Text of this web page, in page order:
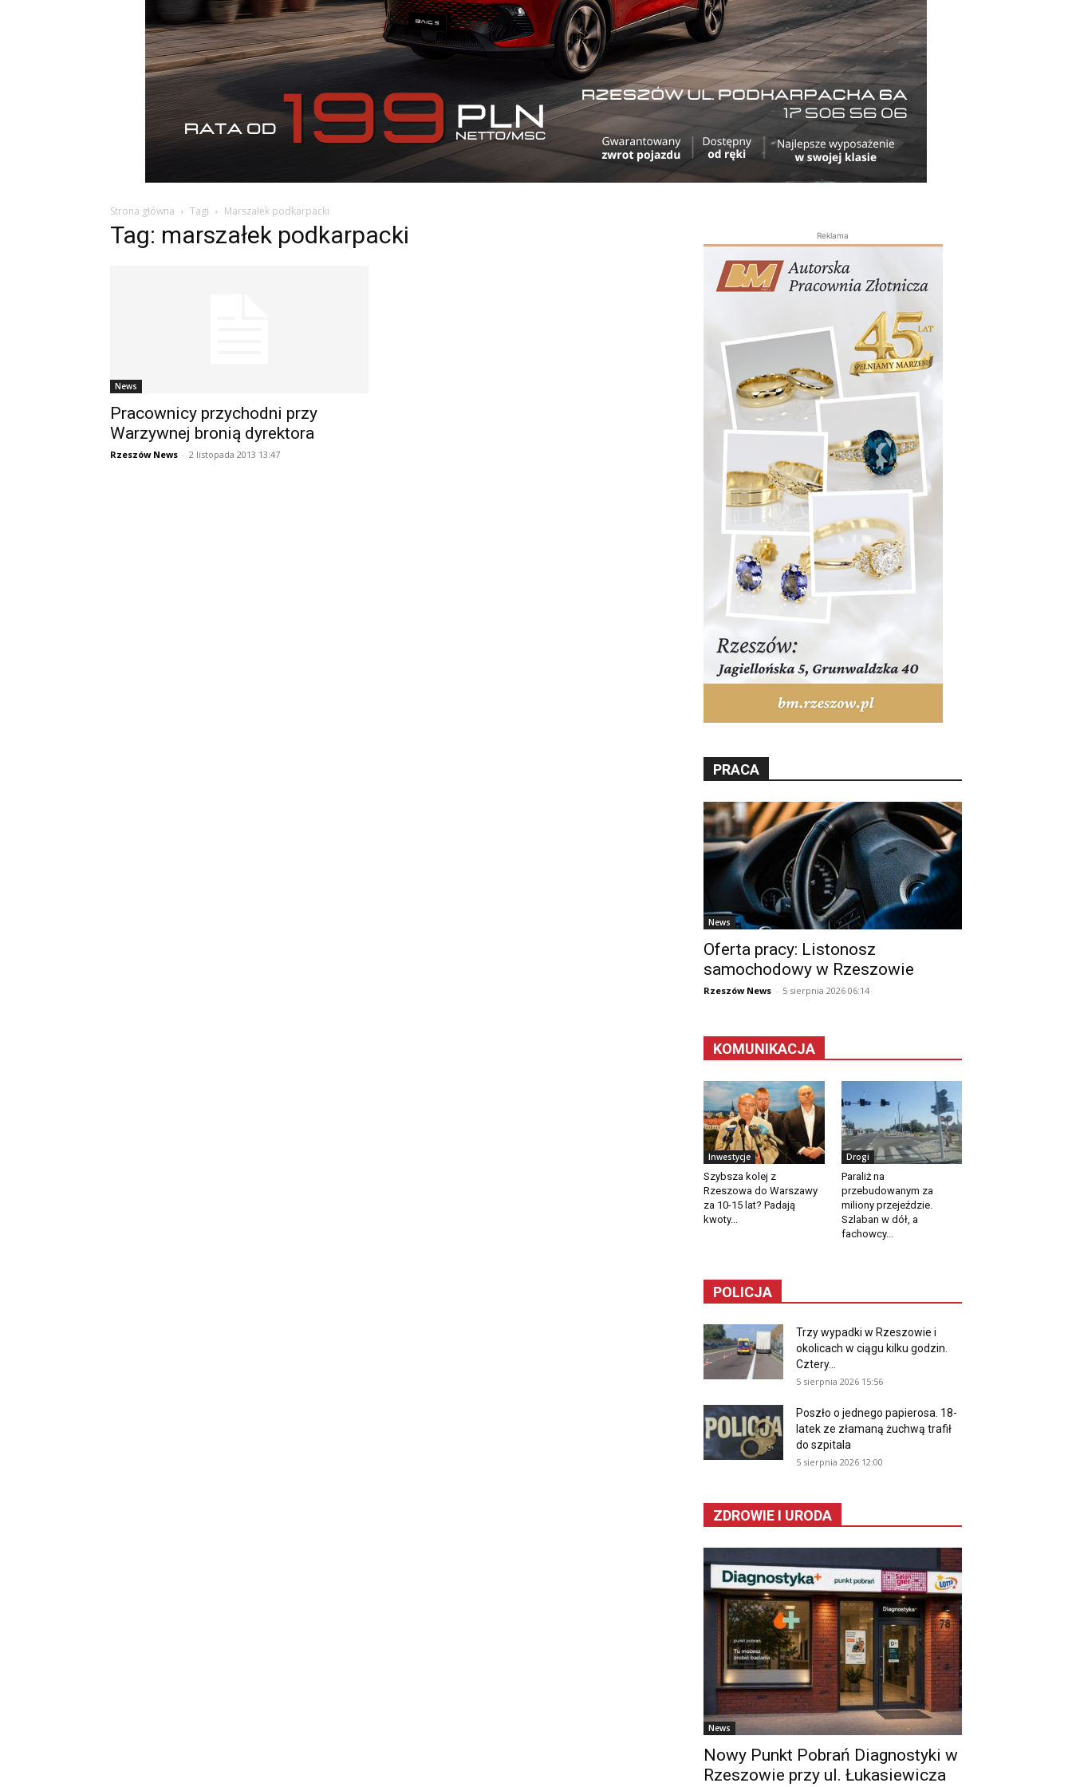
Strona główna Tagi Marszałek podkarpacki
Tag: marszałek podkarpacki
News
Pracownicy przychodni przy
Warzywnej bronią dyrektora
Rzeszów News - 2 listopada 2013 13:47
Reklama
PRACA
News
Oferta pracy: Listonosz
samochodowy w Rzeszowie
Rzeszów News - 5 sierpnia 2026 06:14
KOMUNIKACJA
Inwestycje
Szybsza kolej z
Rzeszowa do Warszawy
za 10-15 lat? Padają
kwoty...
Drogi
Paraliż na
przebudowanym za
miliony przejeździe.
Szlaban w dół, a
fachowcy...
POLICJA
Trzy wypadki w Rzeszowie i
okolicach w ciągu kilku godzin.
Cztery...
5 sierpnia 2026 15:56
Poszło o jednego papierosa. 18-
latek ze złamaną żuchwą trafił
do szpitala
5 sierpnia 2026 12:00
ZDROWIE I URODA
News
Nowy Punkt Pobrań Diagnostyki w
Rzeszowie przy ul. Łukasiewicza